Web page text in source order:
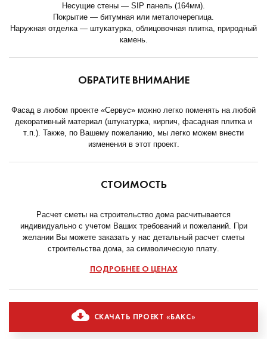
Несущие стены — SIP панель (164мм).
Покрытие — битумная или металочерепица.
Наружная отделка — штукатурка, облицовочная плитка, природный
камень.
ОБРАТИТЕ ВНИМАНИЕ
Фасад в любом проекте «Сервус» можно легко поменять на любой
декоративный материал (штукатурка, кирпич, фасадная плитка и
т.п.). Также, по Вашему пожеланию, мы легко можем внести
изменения в этот проект.
СТОИМОСТЬ
Расчет сметы на строительство дома расчитывается
индивидуально с учетом Ваших требований и пожеланий. При
желании Вы можете заказать у нас детальный расчет сметы
строительства дома, за символическую плату.
ПОДРОБНЕЕ О ЦЕНАХ
СКАЧАТЬ ПРОЕКТ «БАКС»